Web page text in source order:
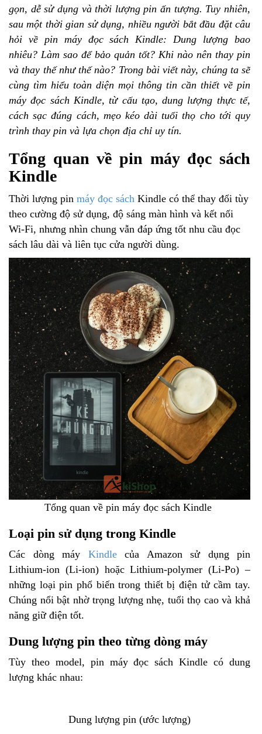
gọn, dễ sử dụng và thời lượng pin ấn tượng. Tuy nhiên,
sau một thời gian sử dụng, nhiều người bắt đầu đặt câu
hỏi về pin máy đọc sách Kindle: Dung lượng bao
nhiêu? Làm sao để bảo quản tốt? Khi nào nên thay pin
và thay thế như thế nào? Trong bài viết này, chúng ta sẽ
cùng tìm hiểu toàn diện mọi thông tin cần thiết về pin
máy đọc sách Kindle, từ cấu tạo, dung lượng thực tế,
cách sạc đúng cách, mẹo kéo dài tuổi thọ cho tới quy
trình thay pin và lựa chọn địa chỉ uy tín.
Tổng quan về pin máy đọc sách
Kindle
Thời lượng pin máy đọc sách Kindle có thể thay đổi tùy
theo cường độ sử dụng, độ sáng màn hình và kết nối
Wi-Fi, nhưng nhìn chung vẫn đáp ứng tốt nhu cầu đọc
sách lâu dài và liên tục cửa người dùng.
Tổng quan về pin máy đọc sách Kindle
Loại pin sử dụng trong Kindle
Các dòng máy Kindlecủa Amazon sử dụng pin
Lithium-ion (Li-ion) hoặc Lithium-polymer (Li-Po) –
những loại pin phổ biến trong thiết bị điện tử cầm tay.
Chúng nổi bật nhờ trọng lượng nhẹ, tuổi thọ cao và khả
năng giữ điện tốt.
Dung lượng pin theo từng dòng máy
Tùy theo model, pin máy đọc sách Kindle có dung
lượng khác nhau:
Dung lượng pin (ước lượng)